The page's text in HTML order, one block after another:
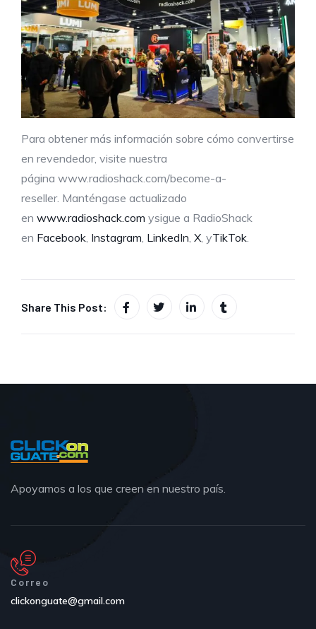
Para obtener más información sobre cómo convertirse
en revendedor, visite nuestra
página www.radioshack.com/become-a-
reseller. Manténgase actualizado
en www.radioshack.com ysigue a RadioShack
en Facebook Instagram LinkedIn X , yTikTok
Share This Post:
Apoyamos a los que creen en nuestro país.
Correo
clickonguate@gmail.com